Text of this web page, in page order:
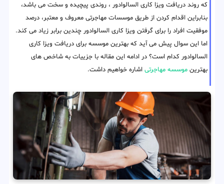
که روند دریافت ویزا کاری السالوادور ، روندی پیچیده و سخت می باشد،
بنابراین اقدام کردن از طریق موسسات مهاجرتی معروف و معتبر، درصد
موفقیت افراد را برای گرفتن ویزا کاری السالوادور چندین برابر زیاد می کند.
اما این سوال پیش می آید که بهترین موسسه برای دریافت ویزا کاری
السالوادور کدام است؟ در ادامه این مقاله با جزییات به شاخص های
بهترین موسسه مهاجرتی اشاره خواهیم داشت.